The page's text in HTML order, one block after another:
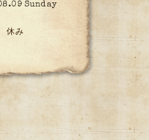
Sunday
休み